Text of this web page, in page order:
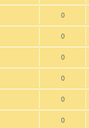
0
0
0
0
0
0